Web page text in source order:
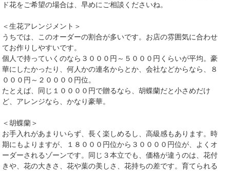
ド花をご希望の場合は、早めにご相談くださいね。
＜生花アレンジメント＞
うちでは、このオーダーの割合が多いです。お店の雰囲気に合わせ
てお作りしやすいです。
個人で持っていくのなら３０００円～５０００円くらいが平均。豪
華にしたかったり、何人かの連名からとか、会社などからなら、８
０００円～２００００円位。
たとえば、同じ１００００円で贈るなら、胡蝶蘭だと小さめだけ
ど、アレンジなら、かなり豪華。
＜胡蝶蘭＞
お手入れがあまりいらず、長く楽しめるし、高級感もあります。時
期にもよりますが、１８０００円位から３００００円位が、よくオ
ーダーされるゾーンです。同じ３本立でも、価格が違うのは、花付
きや、花の大きさ、花や葉の美しさ、花持ちの差です。育てられる